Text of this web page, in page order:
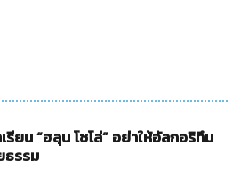
ยน “ฮลุน โซโล่” อย่าให้อัลกอริทึม
ธรรม